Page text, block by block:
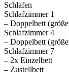
Schlafen
Schlafzimmer 1
– Doppelbett
Schlafzimmer 4
– Doppelbett
Schlafzimmer 7
– 2x Einzelbett
– Zustellbett